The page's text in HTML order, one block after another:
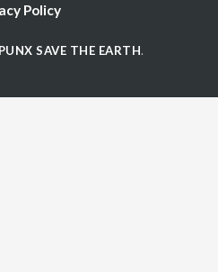
Policy
PUNX SAVE THE EARTH.